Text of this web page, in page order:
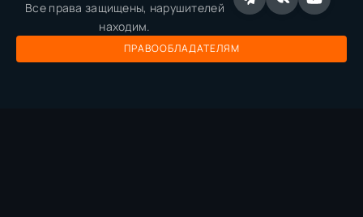
Все права защищены, нарушителей
находим.
ПРАВООБЛАДАТЕЛЯМ